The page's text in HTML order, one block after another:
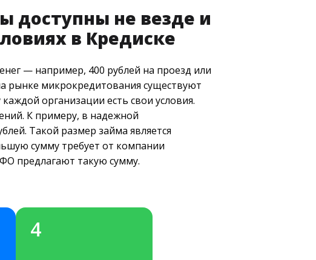
доступны не везде и
в Кредиске
— например, 400 рублей на проезд или
рынке микрокредитования существуют
организации есть свои условия.
К примеру, в надежной
Такой размер займа является
сумму требует от компании
предлагают такую сумму.
4